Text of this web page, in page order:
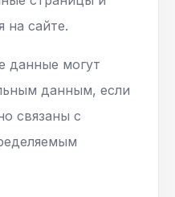
на сайте.
данные могут
данным, если
связаны с